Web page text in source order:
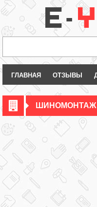
ГЛАВНАЯ ОТЗЫВЫ
ШИНОМОНТАЖ